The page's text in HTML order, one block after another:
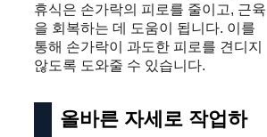
휴식은 손가락의 피로를 줄이고, 근육
을 회복하는 데 도움이 됩니다. 이를
통해 손가락이 과도한 피로를 견디지
않도록 도와줄 수 있습니다.
올바른 자세로 작업하